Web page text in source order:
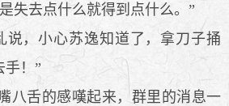
失去点什么就得到点什么。”
，小心苏逸知道了，拿刀子捅
手！”
八舌的感嘆起来，群里的消息一